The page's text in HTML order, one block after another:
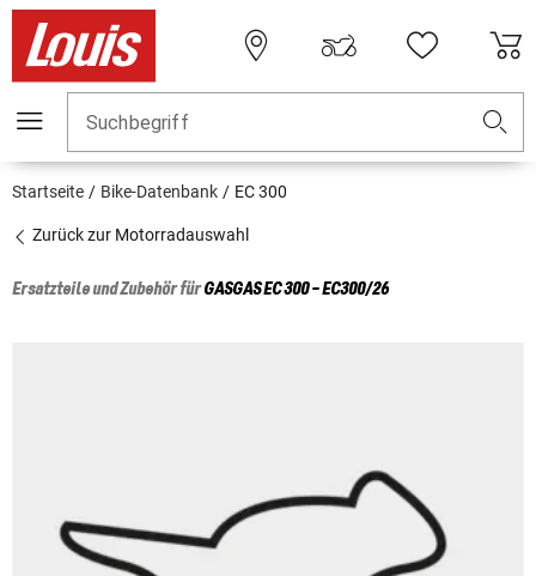
Suchbegriff
Startseite Bike-Datenbank EC 300
Zurück zur Motorradauswahl
Ersatzteile und Zubehör fürGASGASEC 300 - EC300/26